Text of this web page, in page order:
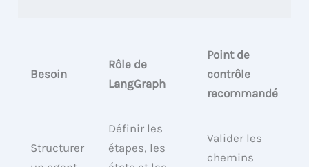
Besoin
Rôle de
LangGraph
Point de
contrôle
recommandé
Structurer
Définir les
étapes, les
Valider les
chemins